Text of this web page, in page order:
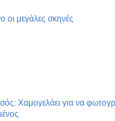
οι μεγάλες σκηνές
Χαμογελάει για να